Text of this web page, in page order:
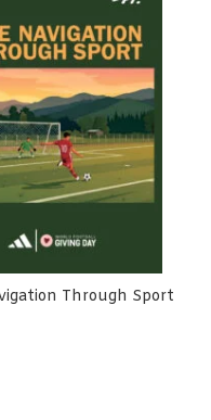
Through Sport